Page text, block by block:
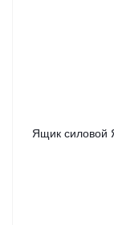
Ящик силовой